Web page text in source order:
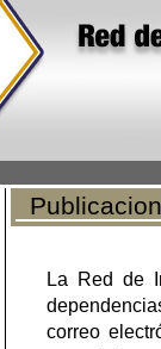
La Red de
correo